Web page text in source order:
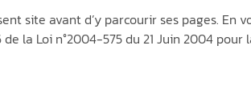
site avant d’y parcourir ses pages. En
la Loi n°2004-575 du 21 Juin 2004